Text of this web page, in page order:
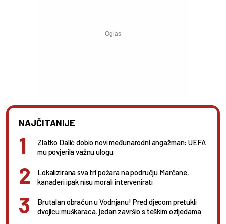
NAJČITANIJE
Zlatko Dalić dobio novi međunarodni angažman: UEFA
mu povjerila važnu ulogu
Lokalizirana sva tri požara na području Marčane,
kanaderi ipak nisu morali intervenirati
Brutalan obračun u Vodnjanu! Pred djecom pretukli
dvojicu muškaraca, jedan završio s teškim ozljedama